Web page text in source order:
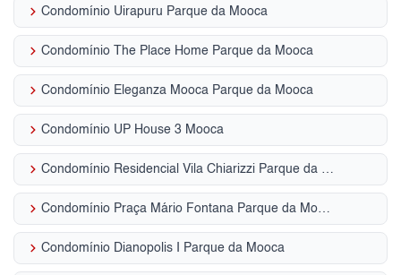
keyboard_arrow_right Condomínio Uirapuru Parque da Mooca
keyboard_arrow_right Condomínio The Place Home Parque da Mooca
keyboard_arrow_right Condomínio Eleganza Mooca Parque da Mooca
keyboard_arrow_right Condomínio UP House 3 Mooca
keyboard_arrow_right Condomínio Residencial Vila Chiarizzi Parque da Mooca
keyboard_arrow_right Condomínio Praça Mário Fontana Parque da Mooca
keyboard_arrow_right Condomínio Dianopolis I Parque da Mooca